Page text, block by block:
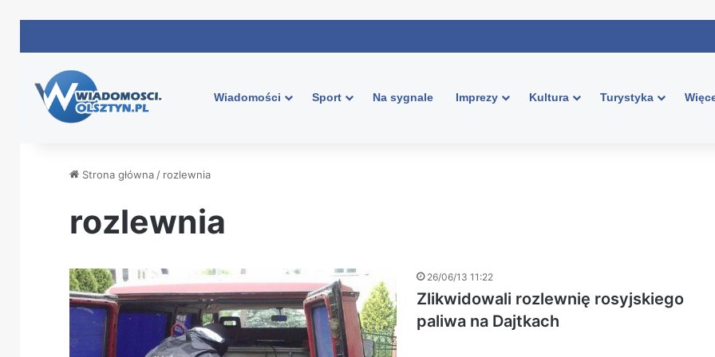
Wiadomości Sport Na sygnale Imprezy Kultura Turystyka
Strona główna / rozlewnia
rozlewnia
26/06/13 11:22
Zlikwidowali rozlewnię rosyjskiego
paliwa na Dajtkach